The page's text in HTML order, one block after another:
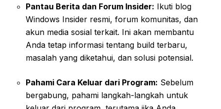
Pantau Berita dan Forum Insider: Ikuti blog
Windows Insider resmi, forum komunitas, dan
akun media sosial terkait. Ini akan membantu
Anda tetap informasi tentang build terbaru,
masalah yang diketahui, dan solusi potensial.
Pahami Cara Keluar dari Program: Sebelum
bergabung, pahami langkah-langkah untuk